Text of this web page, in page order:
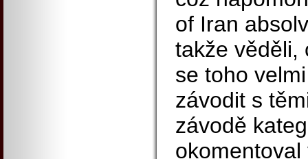
of Iran
takže věděli,
se toho
závodit s
závodě